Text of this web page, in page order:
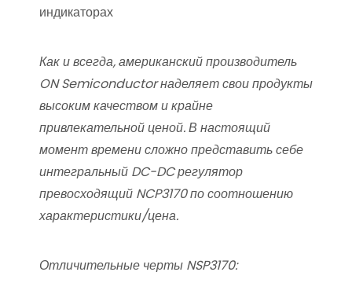
индикаторах
Как и всегда, американский производитель
ON Semiconductor наделяет свои продукты
высоким качеством и крайне
привлекательной ценой. В настоящий
момент времени сложно представить себе
интегральный DC-DC регулятор
превосходящий NCP3170 по соотношению
характеристики/цена.
Отличительные черты NSP3170: